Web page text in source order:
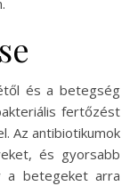
és a betegség
fertőzést
Az antibiotikumok
és gyorsabb
a betegeket arra